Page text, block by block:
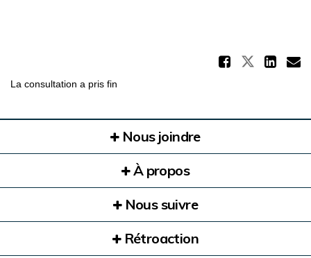
La consultation a pris fin
Nous joindre
À propos
Nous suivre
Rétroaction